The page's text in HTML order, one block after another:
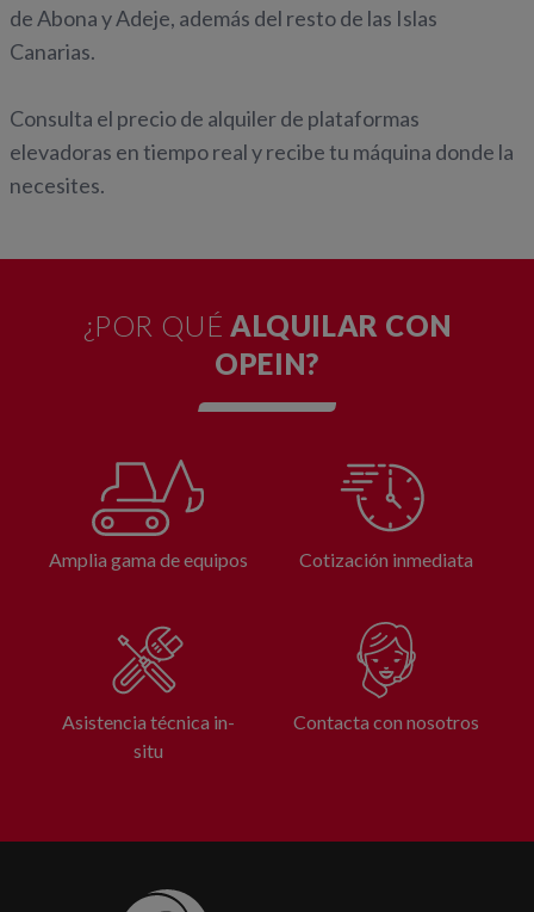
de Abona y Adeje, además del resto de las Islas
Canarias.
Consulta el precio de alquiler de plataformas
elevadoras en tiempo real y recibe tu máquina donde la
necesites.
¿POR QUÉALQUILAR CON
OPEIN?
Amplia gama de equipos Cotización inmediata
Asistencia técnica in-
situ
Contacta con nosotros